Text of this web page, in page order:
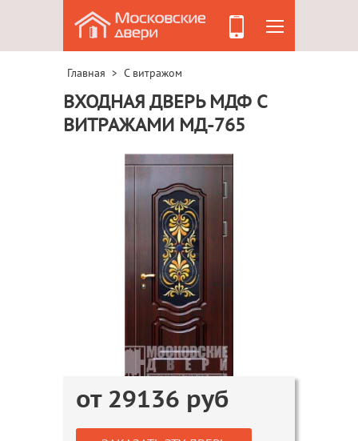
Главная > С витражом
ВХОДНАЯ ДВЕРЬ МДФ С
ВИТРАЖАМИ МД-765
от 29136 руб